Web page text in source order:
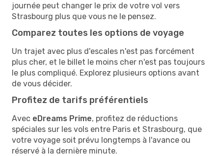
journée peut changer le prix de votre vol vers
Strasbourg plus que vous ne le pensez.
Comparez toutes les options de voyage
Un trajet avec plus d'escales n'est pas forcément
plus cher, et le billet le moins cher n'est pas toujours
le plus compliqué. Explorez plusieurs options avant
de vous décider.
Profitez de tarifs préférentiels
Avec eDreams Prime, profitez de réductions
spéciales sur les vols entre Paris et Strasbourg, que
votre voyage soit prévu longtemps à l'avance ou
réservé à la dernière minute.